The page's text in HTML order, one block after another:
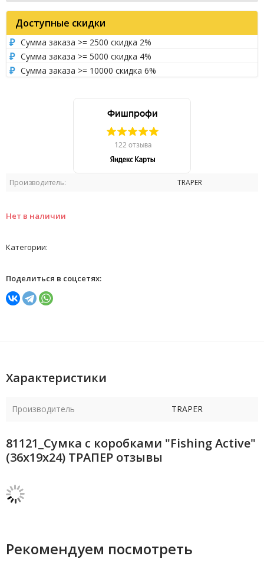
Производитель: TRAPER
Нет в наличии
Доступные скидки
Сумма заказа >= 2500 скидка 2%
Сумма заказа >= 5000 скидка 4%
Сумма заказа >= 10000 скидка 6%
Категории:
Поделиться в соцсетях:
Характеристики
Производитель TRAPER
81121_Сумка с коробками "Fishing Active"
(36х19х24) ТРАПЕР отзывы
Рекомендуем посмотреть